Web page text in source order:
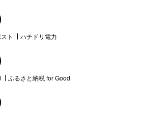
ト ハチドリ電力
ふるさと納税 for Good